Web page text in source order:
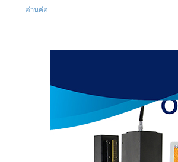
อ่านต่อ